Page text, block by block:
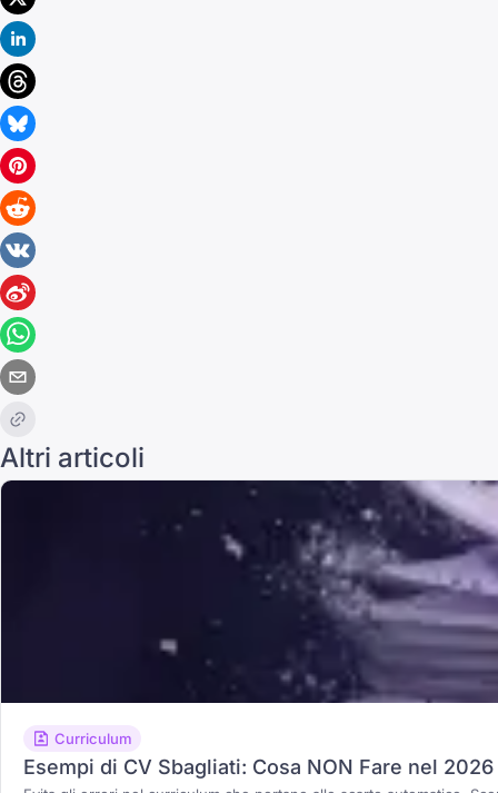
Altri articoli
Curriculum
Esempi di CV Sbagliati: Cosa NON Fare nel